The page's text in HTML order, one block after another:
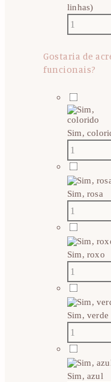
linhas)
Gostaria de
funcionais?
Sim,
Sim, rosa
Sim, roxo
Sim, verde
Sim, azul